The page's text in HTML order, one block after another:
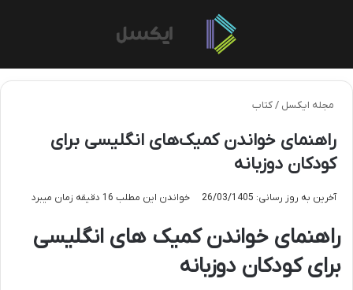
مجله ایکسل /کتاب
راهنمای خواندن کمیک‌های انگلیسی برای
کودکان دوزبانه
آخرین به روز رسانی: 26/03/1405 خواندن این مطلب 16 دقیقه زمان میبرد
راهنمای خواندن کمیک های انگلیسی
برای کودکان دوزبانه